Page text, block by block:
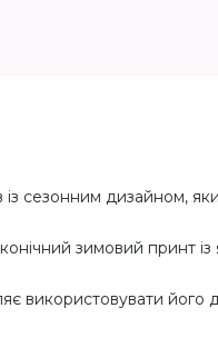
сезонним дизайном,
зимовий принт із
використовувати його